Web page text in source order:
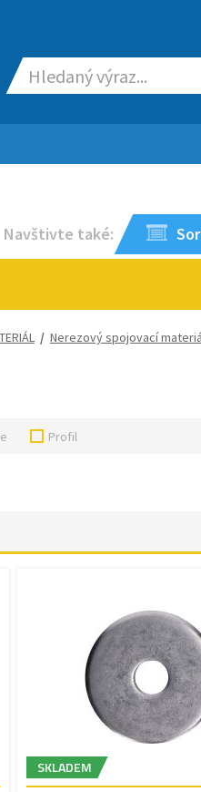
Navštivte také:
/ Nerezový spojovací
Profil
SKLADEM